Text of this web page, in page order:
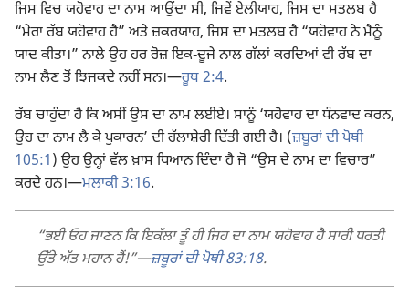
ਜਿਸ ਵਿਚ ਯਹੋਵਾਹ ਦਾ ਨਾਮ ਆਉਂਦਾ ਸੀ, ਜਿਵੇਂ ਏਲੀਯਾਹ, ਜਿਸ ਦਾ ਮਤਲਬ ਹੈ
“ਮੇਰਾ ਰੱਬ ਯਹੋਵਾਹ ਹੈ” ਅਤੇ ਜ਼ਕਰਯਾਹ, ਜਿਸ ਦਾ ਮਤਲਬ ਹੈ “ਯਹੋਵਾਹ ਨੇ ਮੈਨੂੰ
ਯਾਦ ਕੀਤਾ।” ਨਾਲੇ ਉਹ ਹਰ ਰੋਜ਼ ਇਕ-ਦੂਜੇ ਨਾਲ ਗੱਲਾਂ ਕਰਦਿਆਂ ਵੀ ਰੱਬ ਦਾ
ਨਾਮ ਲੈਣ ਤੋਂ ਝਿਜਕਦੇ ਨਹੀਂ ਸਨ।​—ਰੂਥ 2:4.
ਰੱਬ ਚਾਹੁੰਦਾ ਹੈ ਕਿ ਅਸੀਂ ਉਸ ਦਾ ਨਾਮ ਲਈਏ। ਸਾਨੂੰ ‘ਯਹੋਵਾਹ ਦਾ ਧੰਨਵਾਦ ਕਰਨ,
ਉਹ ਦਾ ਨਾਮ ਲੈ ਕੇ ਪੁਕਾਰਨ’ ਦੀ ਹੱਲਾਸ਼ੇਰੀ ਦਿੱਤੀ ਗਈ ਹੈ। (ਜ਼ਬੂਰਾਂ ਦੀ ਪੋਥੀ
105:1) ਉਹ ਉਨ੍ਹਾਂ ਵੱਲ ਖ਼ਾਸ ਧਿਆਨ ਦਿੰਦਾ ਹੈ ਜੋ “ਉਸ ਦੇ ਨਾਮ ਦਾ ਵਿਚਾਰ”
ਕਰਦੇ ਹਨ।​—ਮਲਾਕੀ 3:16.
“ਭਈ ਓਹ ਜਾਣਨ ਕਿ ਇਕੱਲਾ ਤੂੰ ਹੀ ਜਿਹ ਦਾ ਨਾਮ ਯਹੋਵਾਹ ਹੈ ਸਾਰੀ ਧਰਤੀ
ਉੱਤੇ ਅੱਤ ਮਹਾਨ ਹੈਂ!”​—ਜ਼ਬੂਰਾਂ ਦੀ ਪੋਥੀ 83:18.